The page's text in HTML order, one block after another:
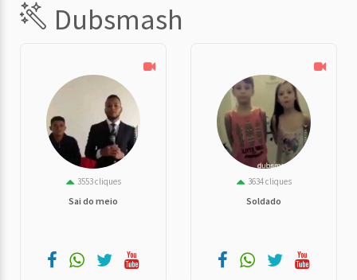
Dubsmash
3553 cliques
Sai do meio
3634 cliques
Soldado